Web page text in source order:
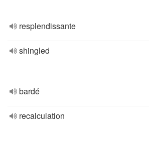
resplendissante
shingled
bardé
recalculation